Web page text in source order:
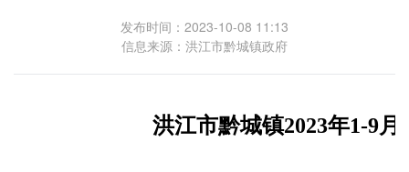
发布时间：2023-10-08 11:13
信息来源：洪江市黔城镇政府
洪江市黔城镇2023年1-9